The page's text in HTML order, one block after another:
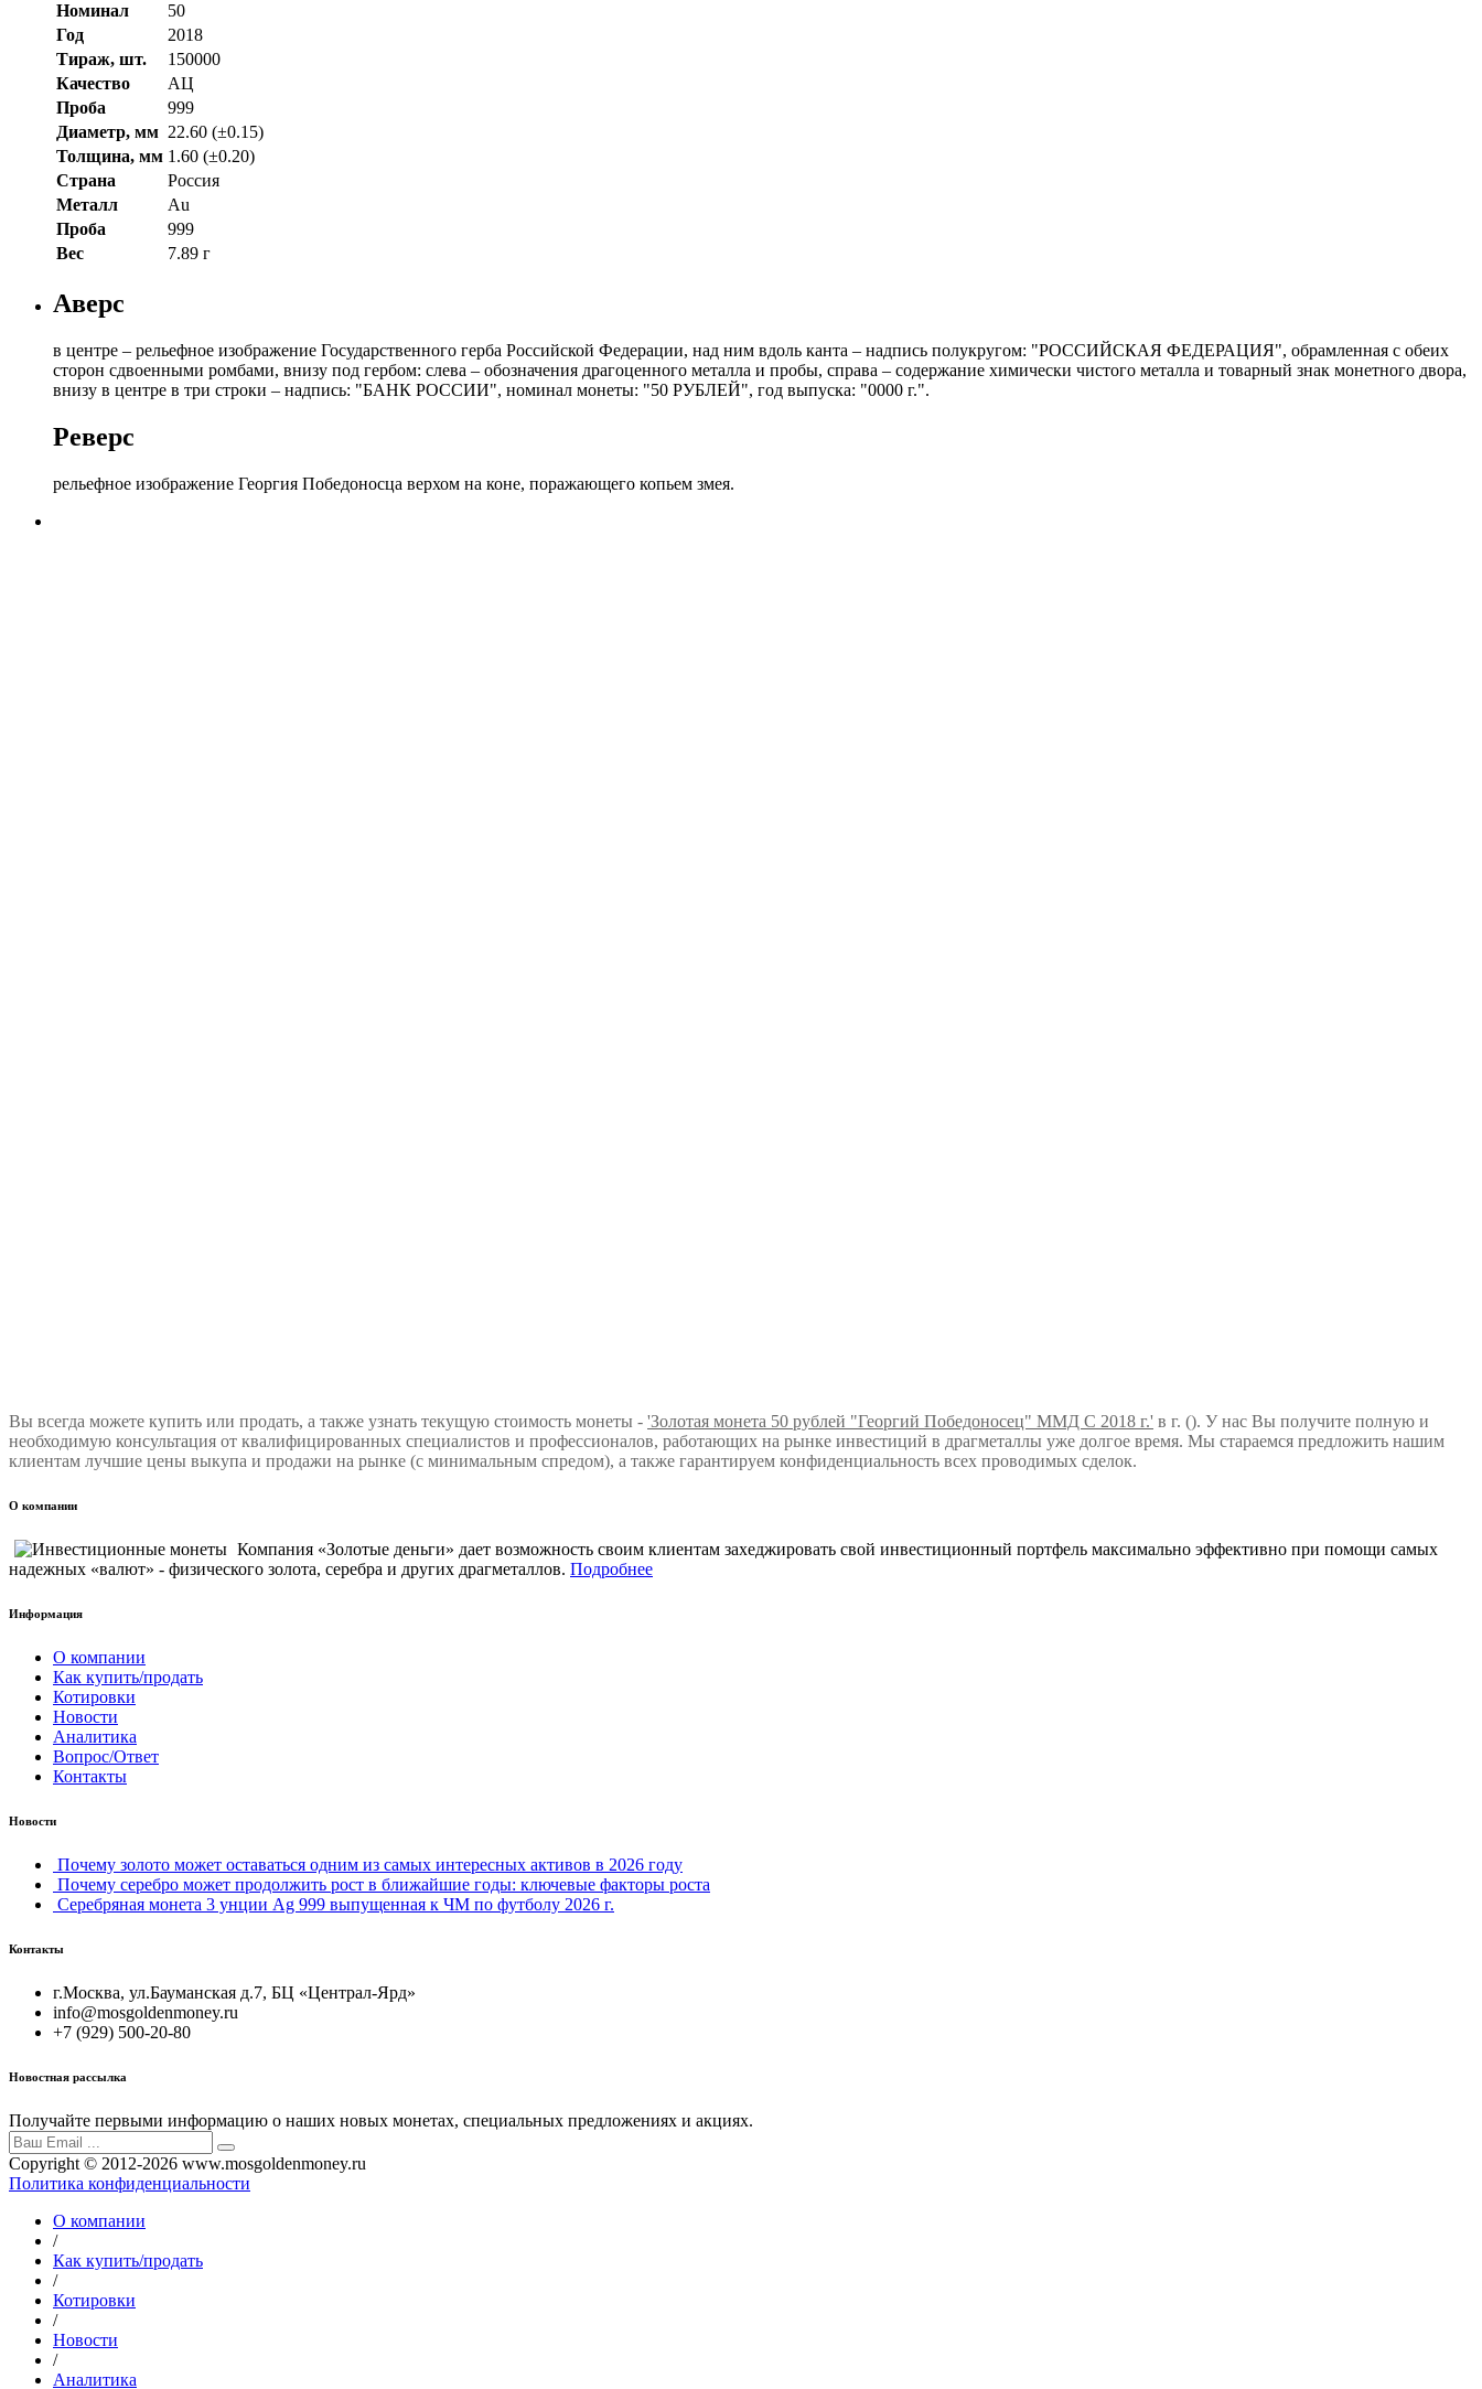
Номинал
50
Год
2018
Тираж, шт.
150000
Качество
АЦ
Проба
999
Диаметр, мм 22.60 (±0.15)
Толщина, мм 1.60 (±0.20)
Страна
Россия
Металл
Au
Проба
999
Вес
7.89 г
Аверс
в центре – рельефное изображение Государственного герба Российской Федерации, над ним вдоль канта – надпись полукругом: "РОССИЙСКАЯ ФЕДЕРАЦИЯ", обрамленная с обеих
сторон сдвоенными ромбами, внизу под гербом: слева – обозначения драгоценного металла и пробы, справа – содержание химически чистого металла и товарный знак монетного двора,
внизу в центре в три строки – надпись: "БАНК РОССИИ", номинал монеты: "50 РУБЛЕЙ", год выпуска: "0000 г.".
Реверс
рельефное изображение Георгия Победоносца верхом на коне, поражающего копьем змея.
Вы всегда можете купить или продать, а также узнать текущую стоимость монеты - 'Золотая монета 50 рублей "Георгий Победоносец" ММД С 2018 г.' в г. (). У нас Вы получите полную и
необходимую консультация от квалифицированных специалистов и профессионалов, работающих на рынке инвестиций в драгметаллы уже долгое время. Мы стараемся предложить нашим
клиентам лучшие цены выкупа и продажи на рынке (с минимальным спредом), а также гарантируем конфиденциальность всех проводимых сделок.
О компании
Компания «Золотые деньги» дает возможность своим клиентам захеджировать свой инвестиционный портфель максимально эффективно при помощи самых
надежных «валют» - физического золота, серебра и других драгметаллов. Подробнее
Информация
О компании
Как купить/продать
Котировки
Новости
Аналитика
Вопрос/Ответ
Контакты
Новости
Почему золото может оставаться одним из самых интересных активов в 2026 году
Почему серебро может продолжить рост в ближайшие годы: ключевые факторы роста
Серебряная монета 3 унции Ag 999 выпущенная к ЧМ по футболу 2026 г.
Контакты
г.Москва, ул.Бауманская д.7, БЦ «Централ-Ярд»
info@mosgoldenmoney.ru
+7 (929) 500-20-80
Новостная рассылка
Получайте первыми информацию о наших новых монетах, специальных предложениях и акциях.
Copyright © 2012-2026 www.mosgoldenmoney.ru
Политика конфиденциальности
О компании
/
Как купить/продать
/
Котировки
/
Новости
/
Аналитика